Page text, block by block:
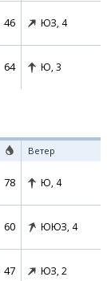
46 ЮЗ, 4
64 Ю, 3
Ветер
78 Ю, 4
60 ЮЮЗ, 4
47 ЮЗ, 2